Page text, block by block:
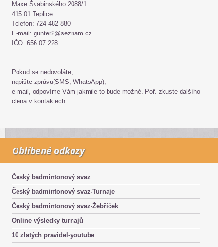
Maxe Švabinského 2088/1
415 01 Teplice
Telefon: 724 482 880
E-mail: gunter2@seznam.cz
IČO: 656 07 228
Pokud se nedovoláte,
napište zprávu(SMS, WhatsApp),
e-mail, odpovíme Vám jakmile to bude možné. Poř. zkuste dalšího
člena v kontaktech.
Oblíbené odkazy
Český badmintonový svaz
Český badmintonový svaz-Turnaje
Český badmintonový svaz-Žebříček
Online výsledky turnajů
10 zlatých pravidel-youtube